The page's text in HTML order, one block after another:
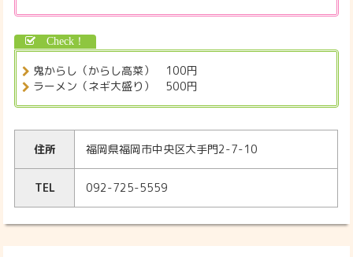
鬼からし（からし高菜） 100円
ラーメン（ネギ大盛り） 500円
住所 福岡県福岡市中央区大手門2-7-10
TEL 092-725-5559